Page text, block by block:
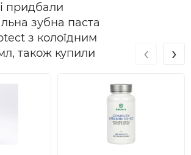
екосистему слизової оболонки, та
захисний бар'єр проти утворення
зубного ряду за допомогою Silver
змінює уявлення про щоденну
зубна паста
преміум-сегменту
придбали
зубна паста
з колоїдним
також купили
‹ ›